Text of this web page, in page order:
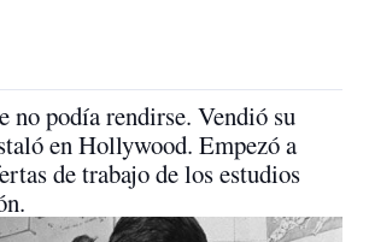
no podía rendirse. Vendió su
en Hollywood. Empezó a
de trabajo de los estudios